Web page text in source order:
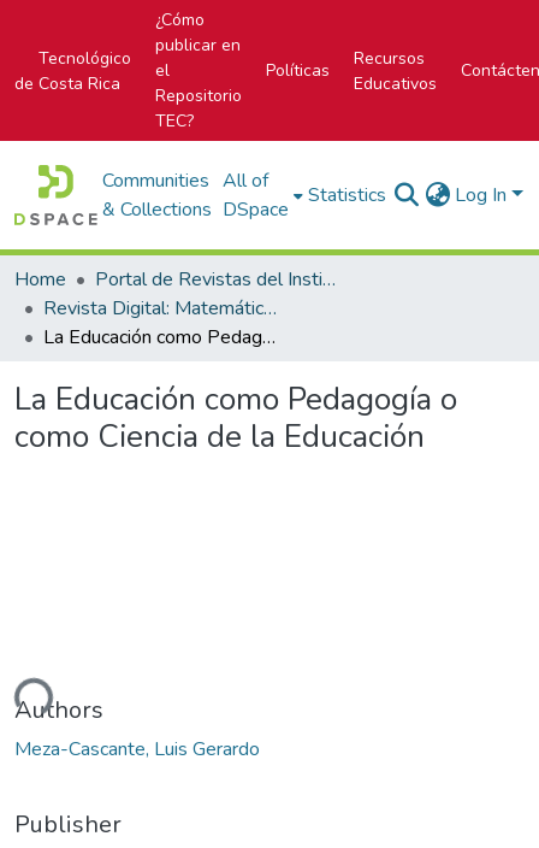
Tecnológico
de Costa Rica
¿Cómo
publicar en
el
Repositorio
TEC?
Políticas
Recursos
Educativos
Communities
& Collections
All of
DSpace
Statistics Log In
Home
Portal de Revistas del Instituto Tecnológico de Costa Rica
Revista Digital: Matemática, Educación e Internet
La Educación como Pedagogía o como Ciencia de la Educación
La Educación como Pedagogía o
como Ciencia de la Educación
Authors
Meza-Cascante, Luis Gerardo
Publisher